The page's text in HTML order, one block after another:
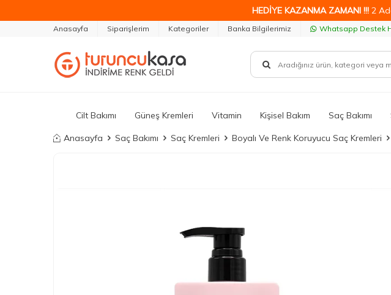
HEDİYE KAZANMA ZAMANI !!! 2
Anasayfa Siparişlerim Kategoriler Banka Bilgilerimiz Whatsapp Destek
Cilt Bakımı Güneş Kremleri Vitamin Kişisel Bakım Saç Bakımı
Anasayfa Saç Bakımı Saç Kremleri Boyalı Ve Renk Koruyucu Saç Kremleri